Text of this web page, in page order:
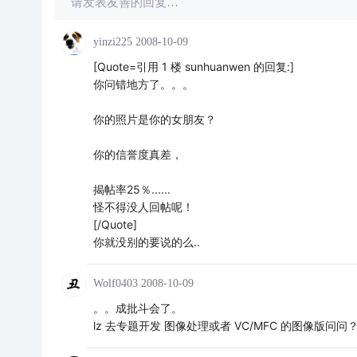
yinzi225 2008-10-09
[Quote=引用 1 楼 sunhuanwen 的回复:]
你问错地方了。。。
你的照片是你的女朋友？
你的信誉度真差，
揭帖率25％......
怪不得没人回帖呢！
[/Quote]
你就没别的要说的么..
Wolf0403 2008-10-09
。。成批斗会了。
lz 去专题开发 图像处理或者 VC/MFC 的图像版问问？